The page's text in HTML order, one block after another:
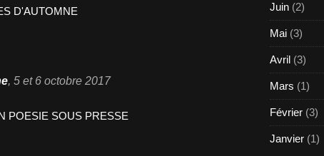
, 5 et 6 octobre 2017
Juin (2)
Mai (3)
Avril (3)
Mars (1)
Février (3)
Janvier (1)